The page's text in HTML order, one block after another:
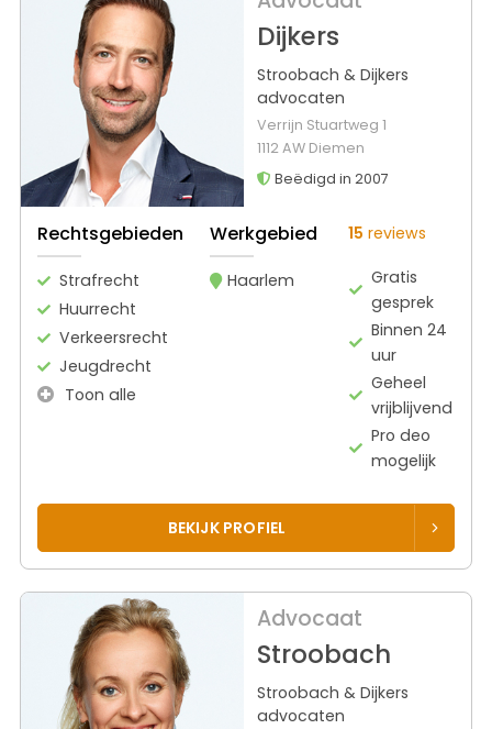
Dijkers
Stroobach & Dijkers
advocaten
Verrijn Stuartweg 1
1112 AW Diemen
Beëdigd in 2007
Rechtsgebieden
Strafrecht
Huurrecht
Verkeersrecht
Jeugdrecht
Toon alle
Werkgebied
Haarlem
15 reviews
Gratis
gesprek
Binnen 24
uur
Geheel
vrijblijvend
Pro deo
mogelijk
BEKIJK PROFIEL
Advocaat
Stroobach
Stroobach & Dijkers
advocaten